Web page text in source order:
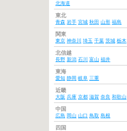
北海道
東北
青森 岩手 宮城 秋田 山形 福島
関東
東京 神奈川 埼玉 千葉 茨城 栃木
北信越
長野 新潟 石川 富山 福井
東海
愛知 静岡 岐阜 三重
近畿
大阪 兵庫 京都 滋賀 奈良 和歌山
中国
広島 岡山 山口 鳥取 島根
四国